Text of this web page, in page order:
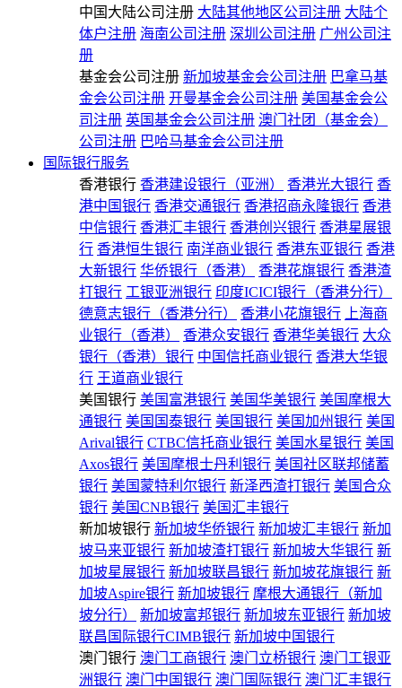
中国大陆公司注册 大陆其他地区公司注册 大陆个
体户注册 海南公司注册 深圳公司注册 广州公司注
册
基金会公司注册 新加坡基金会公司注册 巴拿马基
金会公司注册 开曼基金会公司注册 美国基金会公
司注册 英国基金会公司注册 澳门社团（基金会）
公司注册 巴哈马基金会公司注册
国际银行服务
香港银行 香港建设银行（亚洲） 香港光大银行 香
港中国银行 香港交通银行 香港招商永隆银行 香港
中信银行 香港汇丰银行 香港创兴银行 香港星展银
行 香港恒生银行 南洋商业银行 香港东亚银行 香港
大新银行 华侨银行（香港） 香港花旗银行 香港渣
打银行 工银亚洲银行 印度ICICI银行（香港分行）
德意志银行（香港分行）
香港小花旗银行
上海商
业银行（香港）
香港众安银行 香港华美银行 大众
银行（香港）银行 中国信托商业银行 香港大华银
行 王道商业银行
美国银行 美国富港银行 美国华美银行 美国摩根大
通银行 美国国泰银行 美国银行 美国加州银行 美国
Arival银行 CTBC信托商业银行 美国水星银行 美国
Axos银行 美国摩根士丹利银行 美国社区联邦储蓄
银行 美国蒙特利尔银行 新泽西渣打银行 美国合众
银行 美国CNB银行 美国汇丰银行
新加坡银行 新加坡华侨银行 新加坡汇丰银行 新加
坡马来亚银行 新加坡渣打银行 新加坡大华银行 新
加坡星展银行 新加坡联昌银行 新加坡花旗银行 新
加坡Aspire银行 新加坡银行 摩根大通银行（新加
坡分行）
新加坡富邦银行 新加坡东亚银行 新加坡
联昌国际银行CIMB银行 新加坡中国银行
澳门银行 澳门工商银行 澳门立桥银行 澳门工银亚
洲银行 澳门中国银行 澳门国际银行 澳门汇丰银行